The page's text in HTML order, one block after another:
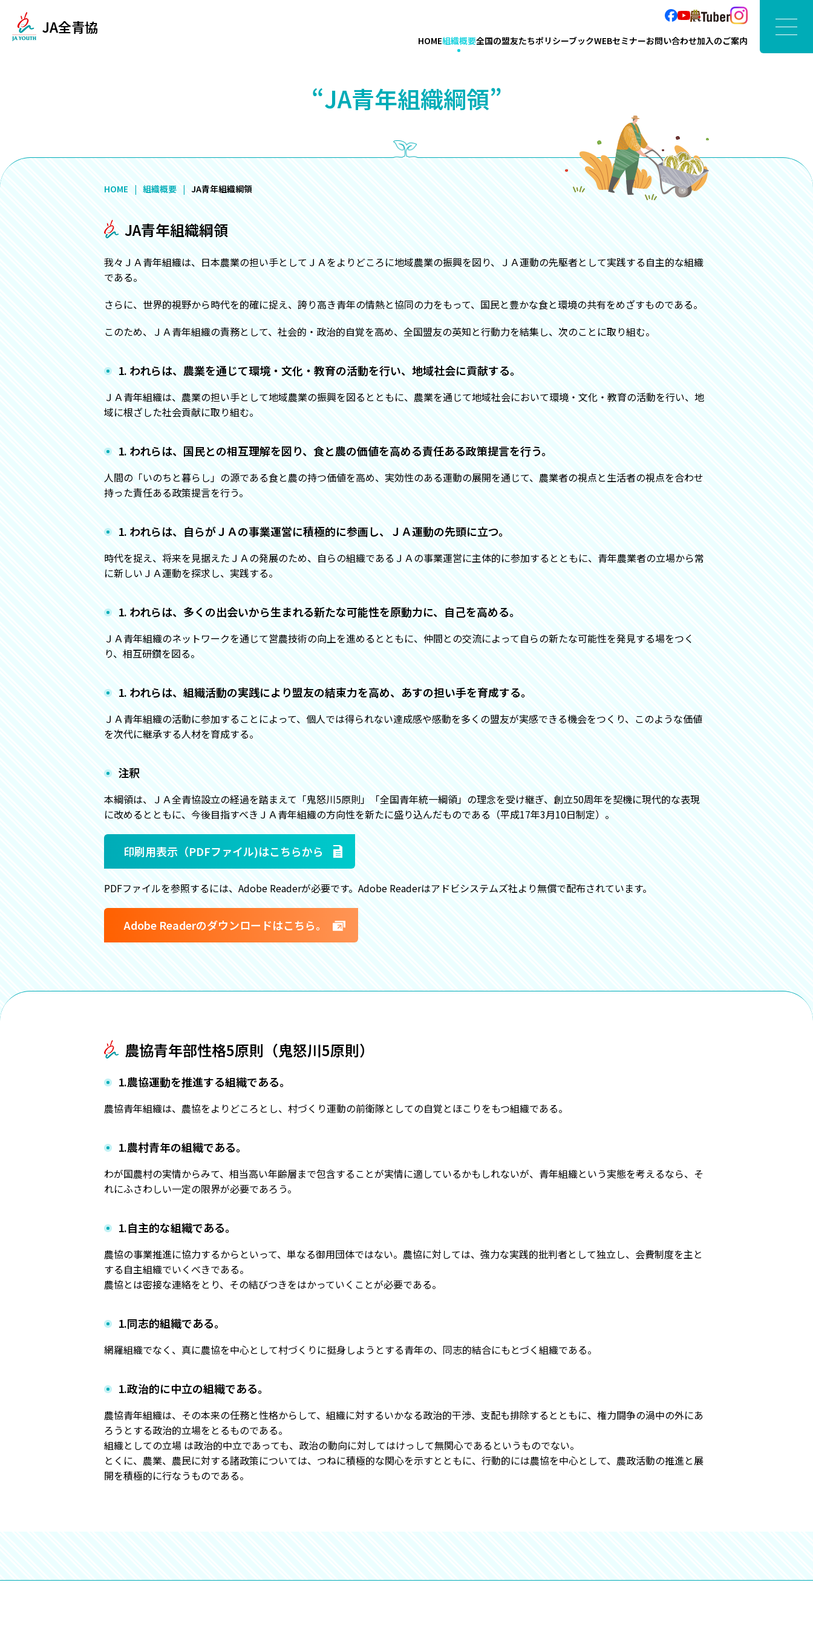
JA全青協
HOME組織概要全国の盟友たちポリシーブックWEBセミナーお問い合わせ加入のご案内
“JA青年組織綱領”
HOME 組織概要 JA青年組織綱領
JA青年組織綱領
我々ＪＡ青年組織は、日本農業の担い手としてＪＡをよりどころに地域農業の振興を図り、ＪＡ運動の先駆者として実践する自主的な組織
である。
さらに、世界的視野から時代を的確に捉え、誇り高き青年の情熱と協同の力をもって、国民と豊かな食と環境の共有をめざすものである。
このため、ＪＡ青年組織の責務として、社会的・政治的自覚を高め、全国盟友の英知と行動力を結集し、次のことに取り組む。
1. われらは、農業を通じて環境・文化・教育の活動を行い、地域社会に貢献する。
ＪＡ青年組織は、農業の担い手として地域農業の振興を図るとともに、農業を通じて地域社会において環境・文化・教育の活動を行い、地
域に根ざした社会貢献に取り組む。
1. われらは、国民との相互理解を図り、食と農の価値を高める責任ある政策提言を行う。
人間の「いのちと暮らし」の源である食と農の持つ価値を高め、実効性のある運動の展開を通じて、農業者の視点と生活者の視点を合わせ
持った責任ある政策提言を行う。
1. われらは、自らがＪＡの事業運営に積極的に参画し、ＪＡ運動の先頭に立つ。
時代を捉え、将来を見据えたＪＡの発展のため、自らの組織であるＪＡの事業運営に主体的に参加するとともに、青年農業者の立場から常
に新しいＪＡ運動を探求し、実践する。
1. われらは、多くの出会いから生まれる新たな可能性を原動力に、自己を高める。
ＪＡ青年組織のネットワークを通じて営農技術の向上を進めるとともに、仲間との交流によって自らの新たな可能性を発見する場をつく
り、相互研鑽を図る。
1. われらは、組織活動の実践により盟友の結束力を高め、あすの担い手を育成する。
ＪＡ青年組織の活動に参加することによって、個人では得られない達成感や感動を多くの盟友が実感できる機会をつくり、このような価値
を次代に継承する人材を育成する。
注釈
本綱領は、ＪＡ全青協設立の経過を踏まえて「鬼怒川5原則」「全国青年統一綱領」の理念を受け継ぎ、創立50周年を契機に現代的な表現
に改めるとともに、今後目指すべきＪＡ青年組織の方向性を新たに盛り込んだものである（平成17年3月10日制定）。
印刷用表示（PDFファイル)はこちらから
PDFファイルを参照するには、Adobe Readerが必要です。Adobe Readerはアドビシステムズ社より無償で配布されています。
Adobe Readerのダウンロードはこちら。
農協青年部性格5原則（鬼怒川5原則）
1.農協運動を推進する組織である。
農協青年組織は、農協をよりどころとし、村づくり運動の前衛隊としての自覚とほこりをもつ組織である。
1.農村青年の組織である。
わが国農村の実情からみて、相当高い年齢層まで包含することが実情に適しているかもしれないが、青年組織という実態を考えるなら、そ
れにふさわしい一定の限界が必要であろう。
1.自主的な組織である。
農協の事業推進に協力するからといって、単なる御用団体ではない。農協に対しては、強力な実践的批判者として独立し、会費制度を主と
する自主組織でいくべきである。
農協とは密接な連絡をとり、その結びつきをはかっていくことが必要である。
1.同志的組織である。
網羅組織でなく、真に農協を中心として村づくりに挺身しようとする青年の、同志的結合にもとづく組織である。
1.政治的に中立の組織である。
農協青年組織は、その本来の任務と性格からして、組織に対するいかなる政治的干渉、支配も排除するとともに、権力闘争の渦中の外にあ
ろうとする政治的立場をとるものである。
組織としての立場 は政治的中立であっても、政治の動向に対してはけっして無関心であるというものでない。
とくに、農業、農民に対する諸政策については、つねに積極的な関心を示すとともに、行動的には農協を中心として、農政活動の推進と展
開を積極的に行なうものである。